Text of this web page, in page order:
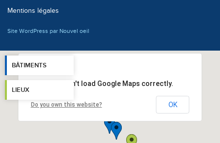
Mentions légales
Site WordPress par Nouvel oeil
BÂTIMENTS
LIEUX
This page can't load Google Maps correctly.
Do you own this website? OK